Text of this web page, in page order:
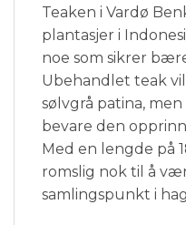
Teaken i Vardø
plantasjer i
noe som sikrer
Ubehandlet teak
sølvgrå patina,
bevare den
Med en lengde på
romslig nok til å
samlingspunkt i